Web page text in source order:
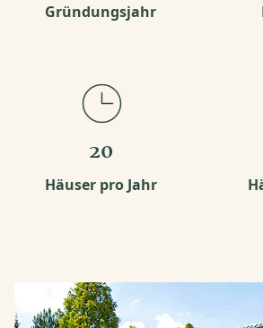
Gründungsjahr
20
Häuser pro Jahr